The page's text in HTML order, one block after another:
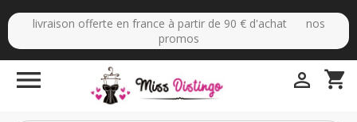
livraison offerte en france à partir de 90 € d'achat nos
promos
 shopping_cart
